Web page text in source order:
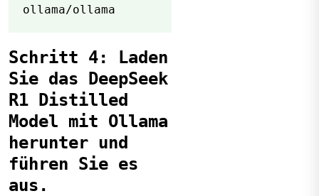
ollama/ollama
Schritt 4: Laden
Sie das DeepSeek
R1 Distilled
Model mit Ollama
herunter und
führen Sie es
aus.